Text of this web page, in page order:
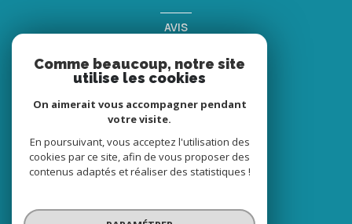
AVIS
clients
© 2026 | Tous droits réservés
Comme beaucoup, notre site
utilise les cookies
On aimerait vous accompagner pendant
votre visite.
En poursuivant, vous acceptez l'utilisation des
cookies par ce site, afin de vous proposer des
contenus adaptés et réaliser des statistiques !